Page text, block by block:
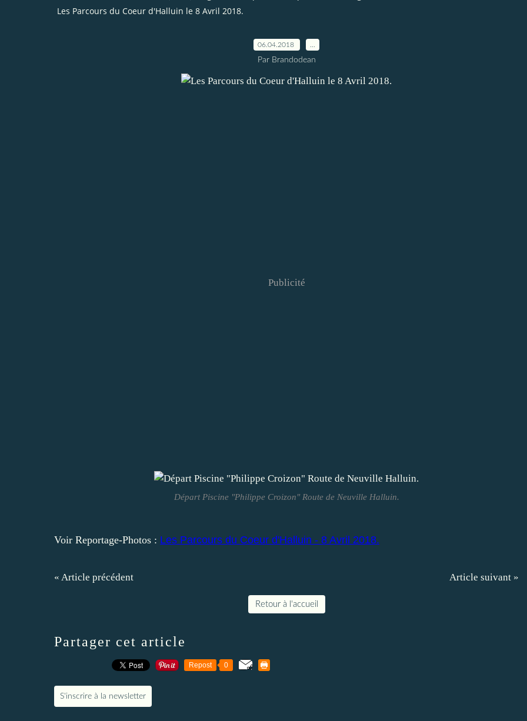
Les Parcours du Coeur d'Halluin le 8 Avril 2018.
06.04.2018
Par Brandodean
Publicité
Départ Piscine "Philippe Croizon" Route de Neuville Halluin.
Voir Reportage-Photos : Les Parcours du Coeur d'Halluin - 8 Avril 2018.
« Article précédent Article suivant »
Retour à l'accueil
Partager cet article
Repost 0
S'inscrire à la newsletter